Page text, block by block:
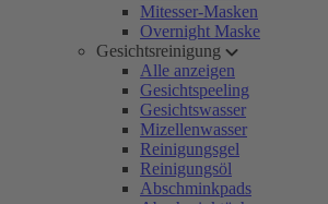
Mitesser-Masken
Overnight Maske
Gesichtsreinigung
Alle anzeigen
Gesichtspeeling
Gesichtswasser
Mizellenwasser
Reinigungsgel
Reinigungsöl
Abschminkpads